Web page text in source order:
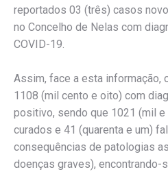
reportados 03 (três) casos
no Concelho de Nelas com
COVID-19.
Assim, face a esta informação,
1108 (mil cento e oito) com
positivo, sendo que 1021 (mil
curados e 41 (quarenta e um)
consequências de patologias
doenças graves), encontrando-